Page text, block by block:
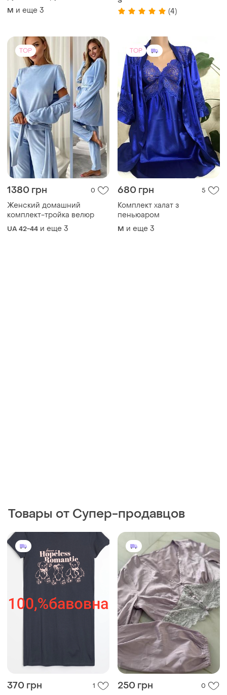
M и еще 3 (4)
TOP
1380 грн 0
Женский домашний
комплект-тройка велюр
UA 42-44 и еще 3
TOP
680 грн 5
Комплект халат з
пеньюаром
M и еще 3
Товары от Супер-продавцов
370 грн 1 250 грн 0